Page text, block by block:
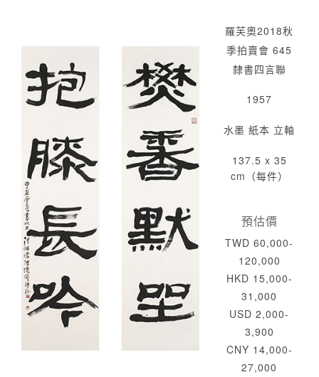
羅芙奧2018秋
季拍賣會 645
隸書四言聯
1957
水墨 紙本 立軸
137.5 x 35
cm（每件）
預估價
TWD 60,000-
120,000
HKD 15,000-
31,000
USD 2,000-
3,900
CNY 14,000-
27,000